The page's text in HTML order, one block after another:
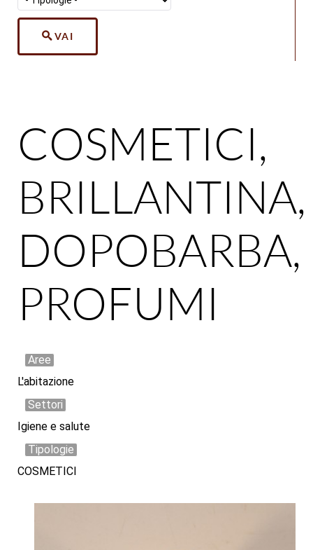
VAI
COSMETICI,
BRILLANTINA,
DOPOBARBA,
PROFUMI
Aree
L'abitazione
Settori
Igiene e salute
Tipologie
COSMETICI